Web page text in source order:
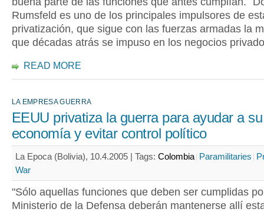
Rumsfeld es uno de los principales impulsores de
privatización, que sigue con las fuerzas armadas la
que décadas atrás se impuso en los negocios
READ MORE
LA EMPRESA GUERRA
EEUU privatiza la guerra para ayudar a su
economía y evitar control político
La Epoca (Bolivia), 10.4.2005 | Tags: Colombia Paramilitaries
War
"Sólo aquellas funciones que deben ser cumplidas
Ministerio de la Defensa deberán mantenerse allí